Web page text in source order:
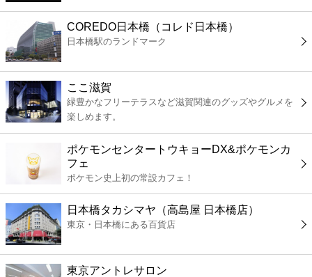
薬局
スーパー
エンタメ
レジャー
書店
ファミレス
COREDO日本橋（コレド日本橋）
日本橋駅のランドマーク
ここ滋賀
緑豊かなフリーテラスなど滋賀関連のグッズやグルメを
楽しめます。
ポケモンセンタートウキョーDX&ポケモンカ
フェ
ポケモン史上初の常設カフェ！
日本橋タカシマヤ（高島屋 日本橋店）
東京・日本橋にある百貨店
東京アントレサロン